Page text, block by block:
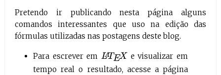
Pretendo ir publicando nesta página alguns
comandos interessantes que uso na edição das
fórmulas utilizadas nas postagens deste blog.
Para escrever em LATEX e visualizar em
tempo real o resultado, acesse a página